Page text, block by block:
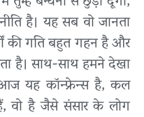
है। यह सब वो जानता
की गति बहुत गहन है और
है। साथ-साथ हमने देखा
यह कॉन्फ्रेन्स है, कल
वो है जैसे संसार के लोग